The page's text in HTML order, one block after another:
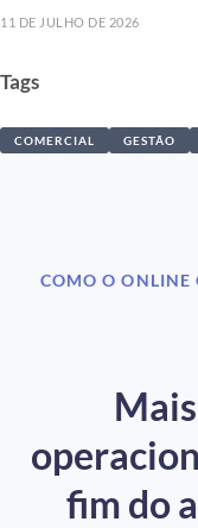
11 DE JULHO DE 2026
Tags
COMERCIAL GESTÃO
COMO O ONLINE
fim do